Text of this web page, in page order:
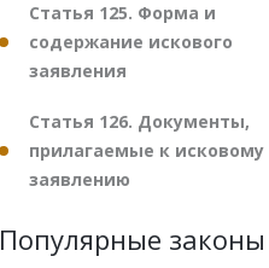
Статья 125. Форма и
содержание искового
заявления
Статья 126. Документы,
прилагаемые к исковому
заявлению
Популярные законы